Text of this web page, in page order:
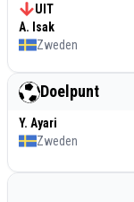
UIT
A. Isak
Zweden
Doelpunt
Y. Ayari
Zweden